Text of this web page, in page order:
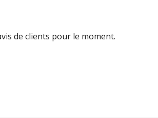
de clients pour le moment.